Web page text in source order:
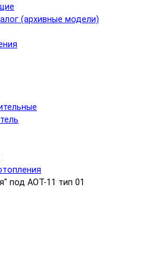
(архивные модели)
под АОТ-11 тип 01